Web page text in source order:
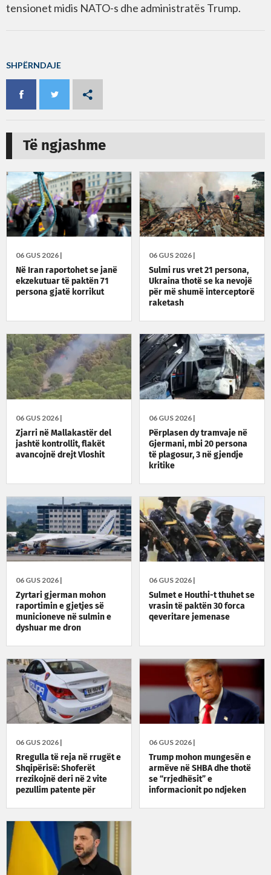
tensionet midis NATO-s dhe administratës Trump.
SHPËRNDAJE
Të ngjashme
06 GUS 2026 |
Në Iran raportohet se janë
ekzekutuar të paktën 71
persona gjatë korrikut
06 GUS 2026 |
Sulmi rus vret 21 persona,
Ukraina thotë se ka nevojë
për më shumë interceptorë
raketash
06 GUS 2026 |
Zjarri në Mallakastër del
jashtë kontrollit, flakët
avancojnë drejt Vloshit
06 GUS 2026 |
Përplasen dy tramvaje në
Gjermani, mbi 20 persona
të plagosur, 3 në gjendje
kritike
06 GUS 2026 |
Zyrtari gjerman mohon
raportimin e gjetjes së
municioneve në sulmin e
dyshuar me dron
06 GUS 2026 |
Sulmet e Houthi-t thuhet se
vrasin të paktën 30 forca
qeveritare jemenase
06 GUS 2026 |
Rregulla të reja në rrugët e
Shqipërisë: Shoferët
rrezikojnë deri në 2 vite
pezullim patente për
06 GUS 2026 |
Trump mohon mungesën e
armëve në SHBA dhe thotë
se “rrjedhësit” e
informacionit po ndjeken